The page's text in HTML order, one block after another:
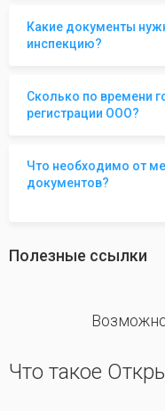
Какие документы
инспекцию?
Сколько по времени
регистрации ООО?
Что необходимо от
документов?
Полезные ссылки
Что такое